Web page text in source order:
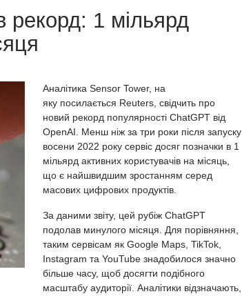
рекорд: 1 мільярд
Аналітика Sensor Tower, на
яку посилається Reuters, свідчить про
новий рекорд популярності ChatGPT від
OpenAI. Менш ніж за три роки після запуску
восени 2022 року сервіс досяг позначки в 1
мільярд активних користувачів на місяць,
що є найшвидшим зростанням серед
масових цифрових продуктів.
За даними звіту, цей рубіж ChatGPT
подолав минулого місяця. Для порівняння,
таким сервісам як Google Maps, TikTok,
Instagram та YouTube знадобилося значно
більше часу, щоб досягти подібного
масштабу аудиторії. Аналітики відзначають,